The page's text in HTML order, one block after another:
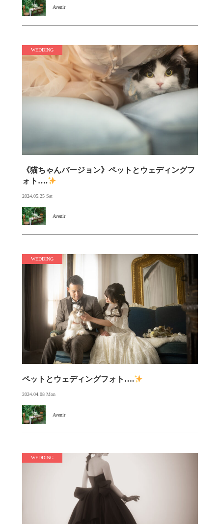
Avenir
WEDDING
《猫ちゃんバージョン》ペットとウェディングフ
ォト….
2024.05.25 Sat
Avenir
WEDDING
ペットとウェディングフォト….
2024.04.08 Mon
Avenir
WEDDING